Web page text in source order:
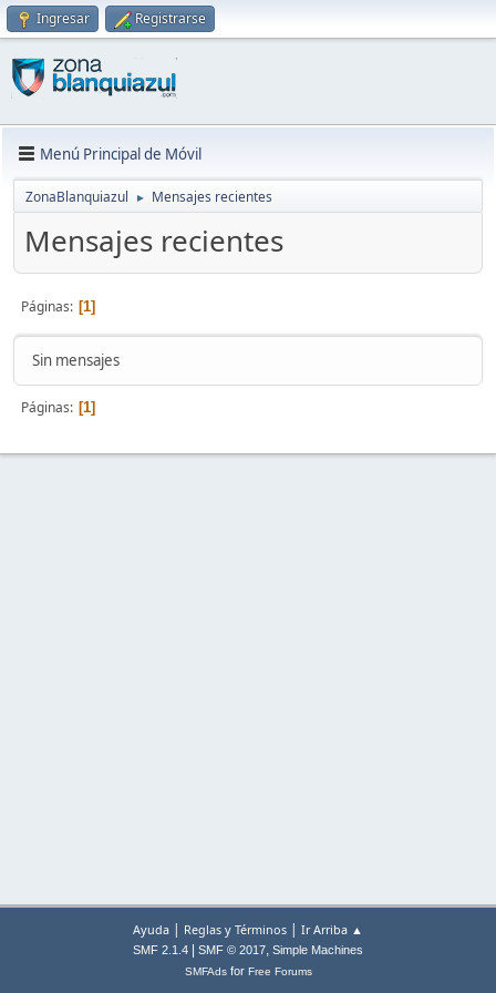
Ingresar Registrarse
Menú Principal de Móvil
ZonaBlanquiazul ► Mensajes recientes
Mensajes recientes
Páginas 1
Sin mensajes
Páginas 1
Ayuda | Reglas y Términos | Ir Arriba ▲
SMF 2.1.4 SMF © 2017, Simple Machines
SMFAdsfor Free Forums